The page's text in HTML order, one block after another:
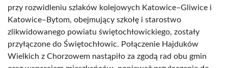
przy rozwidleniu szlaków kolejowych Katowice–Gliwice i
Katowice–Bytom, obejmujący szkołę i starostwo
zlikwidowanego powiatu świętochłowickiego, zostały
przyłączone do Świętochłowic. Połączenie Hajduków
Wielkich z Chorzowem nastąpiło za zgodą rad obu gmin